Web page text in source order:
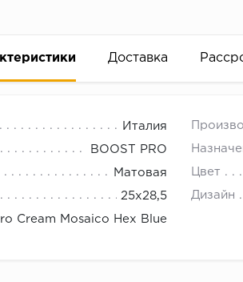
Доставка
Италия
BOOST PRO
Матовая Цвет
25x28,5 Дизайн
Cream Mosaico Hex Blue
деньгами